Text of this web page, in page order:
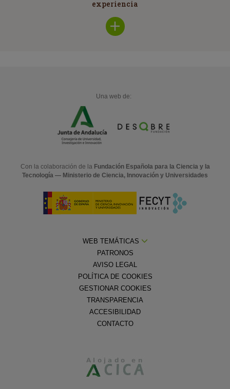
experiencia
Una web de:
Con la colaboración de la Fundación Española para la Ciencia y la
Tecnología — Ministerio de Ciencia, Innovación y Universidades
WEB TEMÁTICAS
PATRONOS
AVISO LEGAL
POLÍTICA DE COOKIES
GESTIONAR COOKIES
TRANSPARENCIA
ACCESIBILIDAD
CONTACTO